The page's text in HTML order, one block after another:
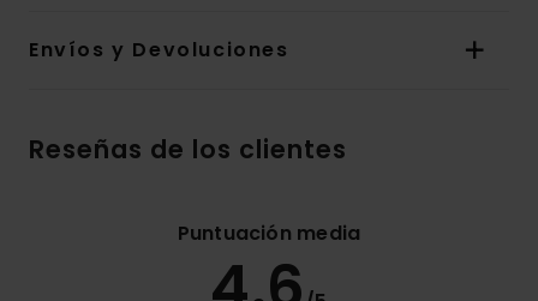
Envíos y Devoluciones
Reseñas de los clientes
Puntuación media